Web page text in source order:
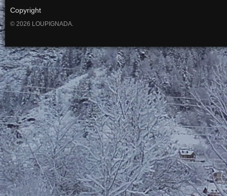
Copyright
© 2026 LOUPIGNADA.